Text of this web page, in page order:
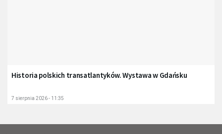
Historia polskich transatlantyków. Wystawa w Gdańsku
7 sierpnia 2026 - 11:35